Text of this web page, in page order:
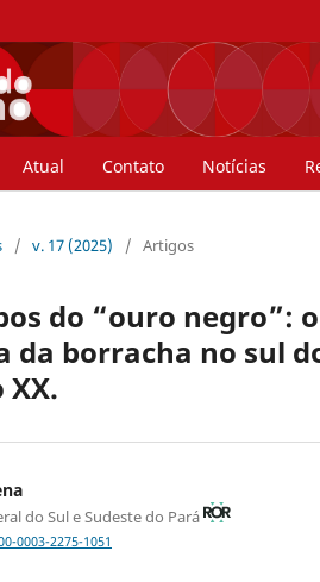
Atual Contato Notícias
/ v. 17 (2025) / Artigos
do “ouro negro”:
da borracha no sul
XX.
do Sul e Sudeste do Pará
0003-2275-1051